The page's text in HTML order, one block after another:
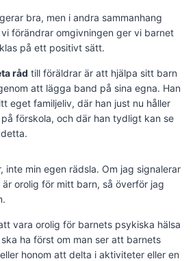
bra, men i andra sammanhang
förändrar omgivningen ger vi barnet
på ett positivt sätt.
råd till föräldrar är att hjälpa sitt barn
att lägga band på sina egna. Han
eget familjeliv, där han just nu håller
förskola, och där han tydligt kan se
inte min egen rädsla. Om jag signalerar
orolig för mitt barn, så överför jag
vara orolig för barnets psykiska hälsa
ha först om man ser att barnets
honom att delta i aktiviteter eller en